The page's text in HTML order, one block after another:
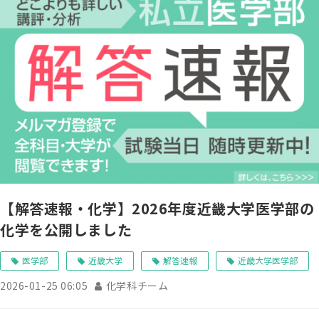
【解答速報・化学】2026年度近畿大学医学部の
化学を公開しました
医学部 近畿大学 解答速報 近畿大学医学部
2026-01-25 06:05 化学科チーム